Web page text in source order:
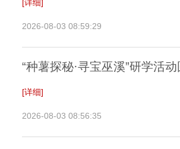
[详细]
2026-08-03 08:59:29
“种薯探秘·寻宝巫溪”研学活
[详细]
2026-08-03 08:56:35